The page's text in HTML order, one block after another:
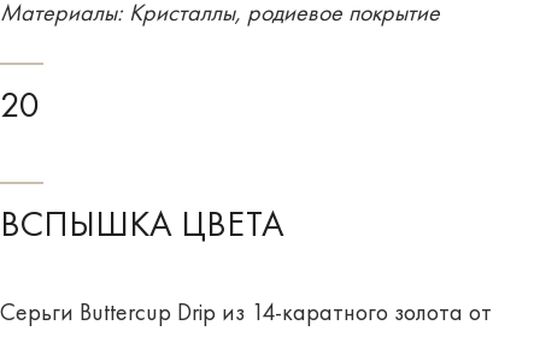
Материалы: Кристаллы, родиевое покрытие
20
ВСПЫШКА ЦВЕТА
Серьги Buttercup Drip из 14-каратного золота от